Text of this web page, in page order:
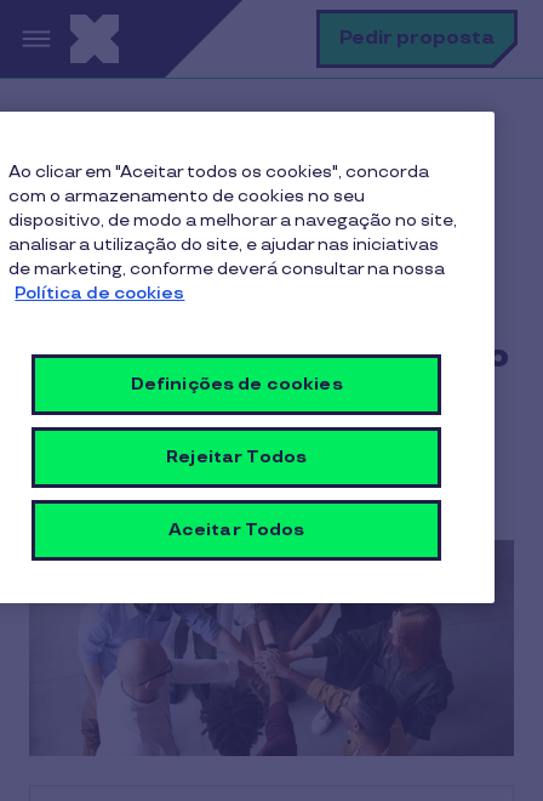
Passar para o conteúdo principalPedir proposta
Gestão de Pessoas
Outsourcing: uma solução estratégica para as
empresas!
Outsourcing: uma solução
estratégica para as
empresas!
6 min de leitura 27/05/2024
Ao clicar em "Aceitar todos os cookies", concorda
com o armazenamento de cookies no seu
dispositivo, de modo a melhorar a navegação no site,
analisar a utilização do site, e ajudar nas iniciativas
de marketing, conforme deverá consultar na nossa
Política de cookies
Definições de cookies
Rejeitar Todos
Aceitar Todos